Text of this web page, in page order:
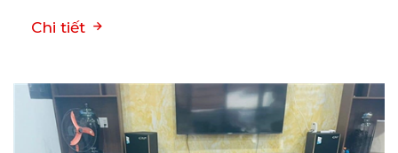
Chi tiết